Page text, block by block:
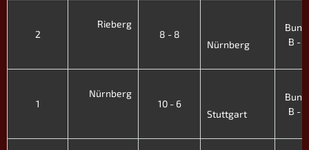
2
Rieberg
8 - 8
Nürnberg
B -
1
Nürnberg
10 - 6
Stuttgart
B -